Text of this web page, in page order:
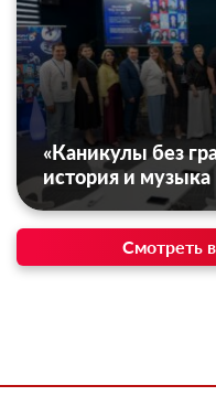
«Каникулы без
история и музыка
Смотреть